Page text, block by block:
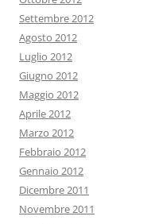
Settembre 2012
Agosto 2012
Luglio 2012
Giugno 2012
Maggio 2012
Aprile 2012
Marzo 2012
Febbraio 2012
Gennaio 2012
Dicembre 2011
Novembre 2011